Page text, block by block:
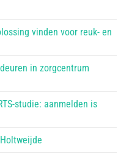
vinden voor reuk- en
in zorgcentrum
studie: aanmelden is